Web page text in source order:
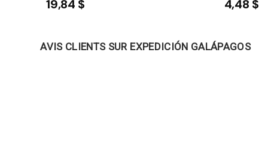
19,84 $ 4,48 $
AVIS CLIENTS SUR EXPEDICIÓN GALÁPAGOS